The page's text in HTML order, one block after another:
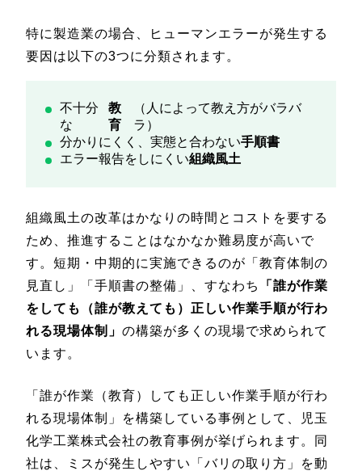
特に製造業の場合、ヒューマンエラーが発生する
要因は以下の3つに分類されます。
不十分
な
教
育
（人によって教え方がバラバ
ラ）
分かりにくく、実態と合わない手順書
エラー報告をしにくい組織風土
組織風土の改革はかなりの時間とコストを要する
ため、推進することはなかなか難易度が高いで
す。短期・中期的に実施できるのが「教育体制の
見直し」「手順書の整備」、すなわち
「誰が作業
をしても（誰が教えても）正しい作業手順が行わ
れる現場体制」 の構築が多くの現場で求められて
います。
「誰が作業（教育）しても正しい作業手順が行わ
れる現場体制」を構築している事例として、児玉
化学工業株式会社の教育事例が挙げられます。同
社は、ミスが発生しやすい「バリの取り方」を動